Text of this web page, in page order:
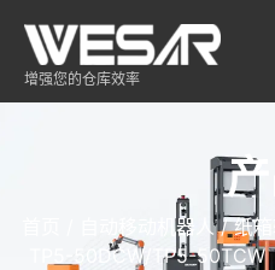
增强您的仓库效率
产
自动移动机器人/纸箱
TP5-50DCW/TP5-50TCW